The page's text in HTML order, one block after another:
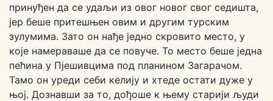
принуђен да се удаљи из овог новог свог седишта,
јер беше притешњен овим и другим турским
зулумима. Зато он нађе једно скровито место, у
које намераваше да се повуче. То место беше једна
пећина у Пјешивцима под планином Загарачом.
Тамо он уреди себи келију и хтеде остати дуже у
њој. Дознавши за то, дођоше к њему старији људи